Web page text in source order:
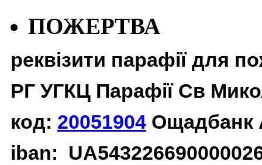
ПОЖЕРТВА
реквізити парафії для
РГ УГКЦ Парафії Св
код: 20051904 Ощадбанк
iban: